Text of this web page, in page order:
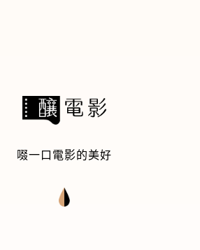
啜一口電影的美好